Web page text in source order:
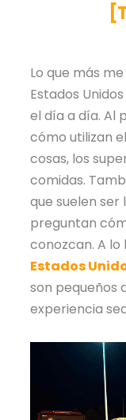
Lo que más
Estados
el día a día. Al
cómo utilizan
cosas, los
comidas.
que suelen ser
preguntan
conozcan. A lo
Estados
son pequeños
experiencia